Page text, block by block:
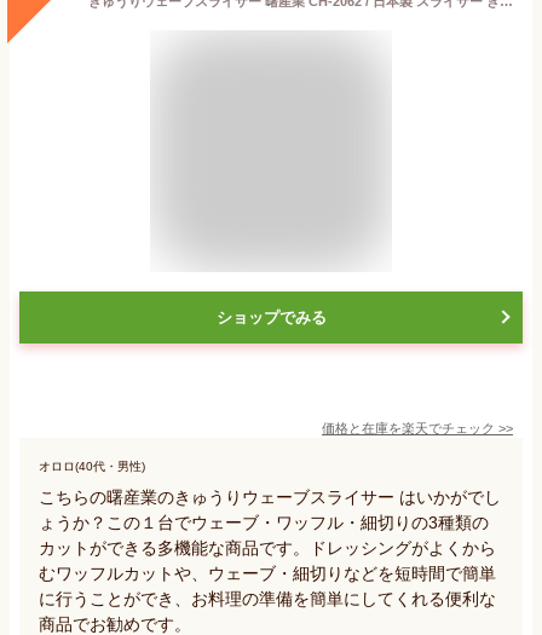
ショップでみる
価格と在庫を楽天でチェック >>
オロロ(40代・男性)
こちらの曙産業のきゅうりウェーブスライサー はいかがでし
ょうか？この１台でウェーブ・ワッフル・細切りの3種類の
カットができる多機能な商品です。ドレッシングがよくから
むワッフルカットや、ウェーブ・細切りなどを短時間で簡単
に行うことができ、お料理の準備を簡単にしてくれる便利な
商品でお勧めです。